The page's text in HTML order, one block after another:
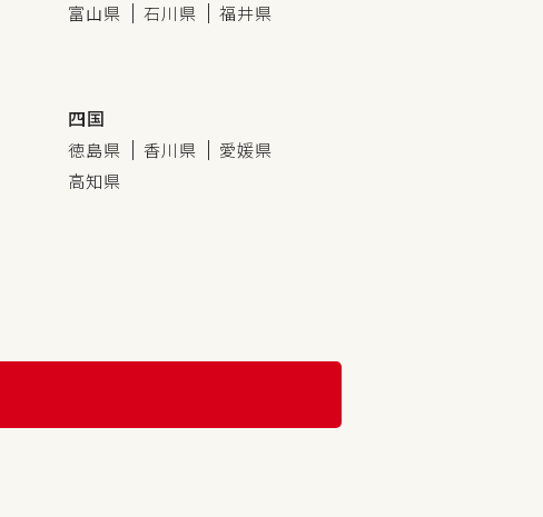
富山県 石川県 福井県
四国
徳島県 香川県
愛媛県
高知県